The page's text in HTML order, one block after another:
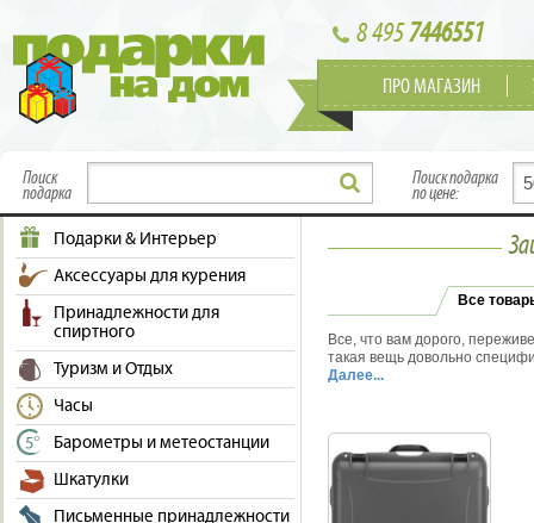
8 4957446551
ПРО МАГАЗИН
Поиск
подарка
Поиск подарка
по цене:
Подарки & Интерьер
Аксессуары для курения
Принадлежности для
спиртного
Туризм и Отдых
Часы
Барометры и метеостанции
Шкатулки
Письменные принадлежности
Все
Все, что вам дорого,
такая вещь довольно
для мужчины, благодаря
ситуаций не повторится!
могут понадобиться
специально для безопасной
транспортировки оргтехники
кейсы по достоинству
Далее...